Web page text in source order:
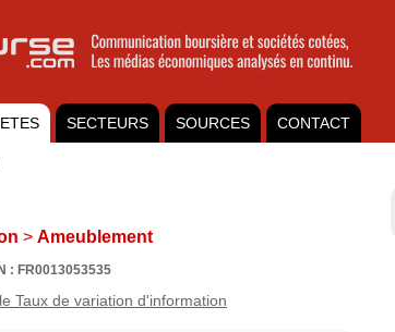
SECTEURS SOURCES CONTACT
> Ameublement
: FR0013053535
Taux de variation d'information